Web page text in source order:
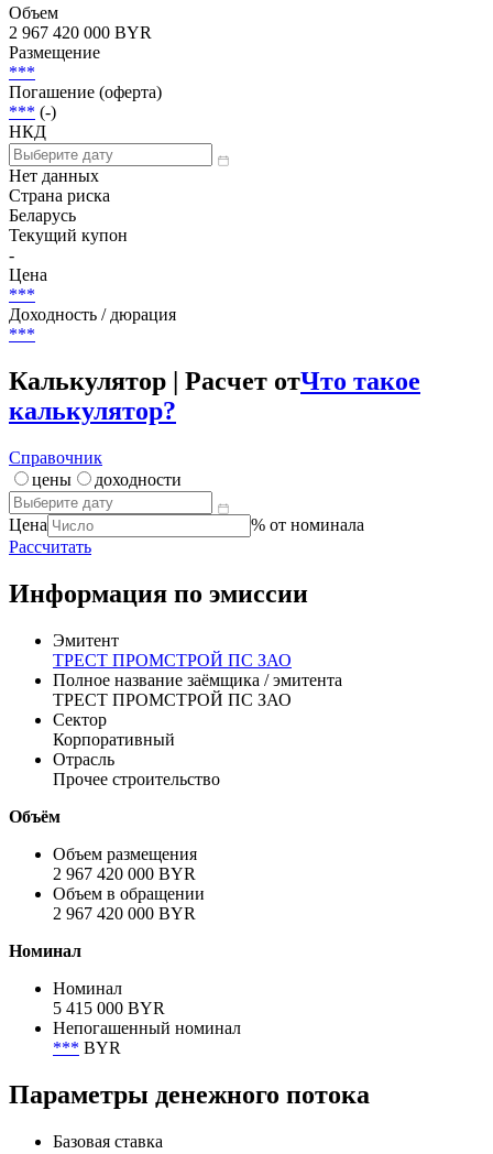
Дисконтные
Статус
Погашена
Объем
2 967 420 000 BYR
Размещение
***
Погашение (оферта)
*** (-)
НКД
Страна риска
Беларусь
Текущий купон
-
***
Доходность / дюрация
***
Калькулятор | Расчет от
калькулятор?
Справочник
цены
Цена
% от номинала
Информация по эмиссии
Эмитент
ТРЕСТ ПРОМСТРОЙ ПС ЗАО
Полное название заёмщика / эмитента
ТРЕСТ ПРОМСТРОЙ ПС ЗАО
Сектор
Корпоративный
Прочее строительство
Объём
2 967 420 000 BYR
2 967 420 000 BYR
Номинал
Непогашенный номинал